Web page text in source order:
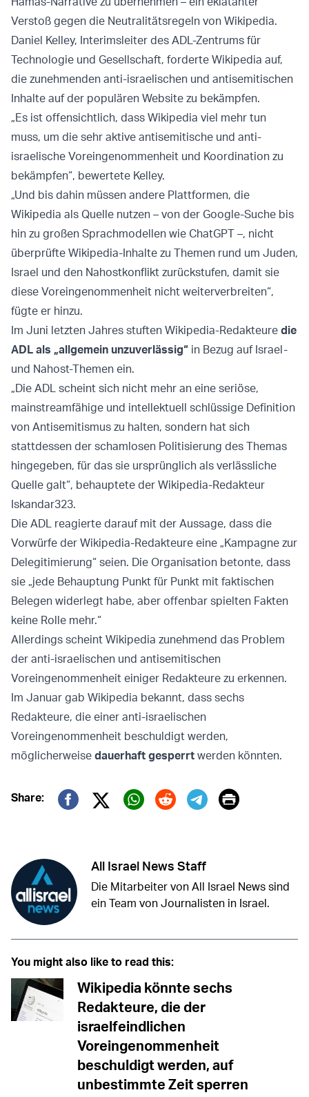
Verstoß gegen die Neutralitätsregeln von Wikipedia.
Daniel Kelley, Interimsleiter des ADL-Zentrums für
Technologie und Gesellschaft, forderte Wikipedia auf,
die zunehmenden anti-israelischen und antisemitischen
Inhalte auf der populären Website zu bekämpfen.
„Es ist offensichtlich, dass Wikipedia viel mehr tun
muss, um die sehr aktive antisemitische und anti-
israelische Voreingenommenheit und Koordination zu
bekämpfen“, bewertete Kelley.
„Und bis dahin müssen andere Plattformen, die
Wikipedia als Quelle nutzen – von der Google-Suche bis
hin zu großen Sprachmodellen wie ChatGPT –, nicht
überprüfte Wikipedia-Inhalte zu Themen rund um Juden,
Israel und den Nahostkonflikt zurückstufen, damit sie
diese Voreingenommenheit nicht weiterverbreiten“,
fügte er hinzu.
Im Juni letzten Jahres stuften Wikipedia-Redakteure die
ADL als „allgemein unzuverlässig“ in Bezug auf Israel-
und Nahost-Themen ein.
„Die ADL scheint sich nicht mehr an eine seriöse,
mainstreamfähige und intellektuell schlüssige Definition
von Antisemitismus zu halten, sondern hat sich
stattdessen der schamlosen Politisierung des Themas
hingegeben, für das sie ursprünglich als verlässliche
Quelle galt“, behauptete der Wikipedia-Redakteur
Iskandar323.
Die ADL reagierte darauf mit der Aussage, dass die
Vorwürfe der Wikipedia-Redakteure eine „Kampagne zur
Delegitimierung“ seien. Die Organisation betonte, dass
sie „jede Behauptung Punkt für Punkt mit faktischen
Belegen widerlegt habe, aber offenbar spielten Fakten
keine Rolle mehr.“
Allerdings scheint Wikipedia zunehmend das Problem
der anti-israelischen und antisemitischen
Voreingenommenheit einiger Redakteure zu erkennen.
Im Januar gab Wikipedia bekannt, dass sechs
Redakteure, die einer anti-israelischen
Voreingenommenheit beschuldigt werden,
möglicherweise dauerhaft gesperrt werden könnten.
Share:
Twitter (X)
Print
All Israel News Staff
Die Mitarbeiter von All Israel News sind
ein Team von Journalisten in Israel.
You might also like to read this:
Wikipedia könnte sechs
Redakteure, die der
israelfeindlichen
Voreingenommenheit
beschuldigt werden, auf
unbestimmte Zeit sperren